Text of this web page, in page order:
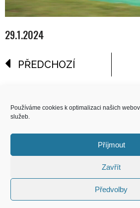
Používáme cookies k optimalizaci našich
služeb.
Příjmout
Zavřít
Předvolby
29.1.2024
PŘEDCHOZÍ
COPYRIGHT
© 2026 Speed Limit,
All Rights Reserved